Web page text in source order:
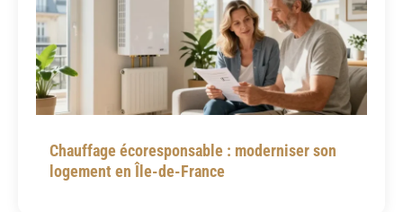
Chauffage écoresponsable : moderniser son
logement en Île-de-France